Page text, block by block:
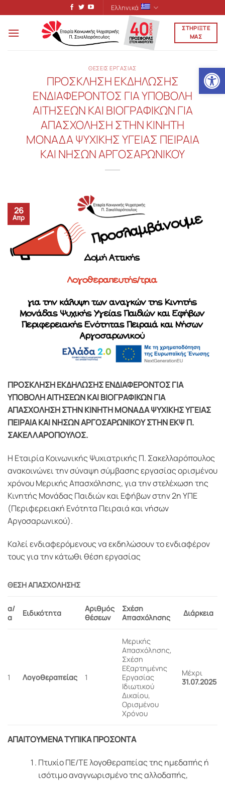
στο
περιεχόμενο
Ελληνικά
ΣΤΗΡΙΞΤΕ
ΜΑΣ
ΘΕΣΕΙΣ ΕΡΓΑΣΙΑΣ
ΠΡΟΣΚΛΗΣΗ ΕΚΔΗΛΩΣΗΣ
ΕΝΔΙΑΦΕΡΟΝΤΟΣ ΓΙΑ ΥΠΟΒΟΛH
ΑΙTΗΣΕΩΝ ΚΑΙ ΒΙΟΓΡΑΦΙΚΩΝ ΓΙΑ
ΑΠΑΣΧΟΛΗΣΗ ΣΤΗΝ ΚΙΝΗΤΗ
ΜΟΝΑΔΑ ΨΥΧΙΚΗΣ ΥΓΕΙΑΣ ΠΕΙΡΑΙΑ
ΚΑΙ ΝΗΣΩΝ ΑΡΓΟΣΑΡΩΝΙΚΟΥ
26
Απρ
ΠΡΟΣΚΛΗΣΗ ΕΚΔΗΛΩΣΗΣ ΕΝΔΙΑΦΕΡΟΝΤΟΣ ΓΙΑ
ΥΠΟΒΟΛH ΑΙTΗΣΕΩΝ ΚΑΙ ΒΙΟΓΡΑΦΙΚΩΝ ΓΙΑ
ΑΠΑΣΧΟΛΗΣΗ ΣΤΗΝ ΚΙΝΗΤΗ ΜΟΝΑΔΑ ΨΥΧΙΚΗΣ ΥΓΕΙΑΣ
ΠΕΙΡΑΙΑ ΚΑΙ ΝΗΣΩΝ ΑΡΓΟΣΑΡΩΝΙΚΟΥ ΣΤΗΝ ΕΚΨ Π.
ΣΑΚΕΛΛΑΡΟΠΟΥΛΟΣ.
Η Εταιρία Κοινωνικής Ψυχιατρικής Π. Σακελλαρόπουλος
ανακοινώνει την σύναψη σύμβασης εργασίας ορισμένου
χρόνου Μερικής Απασχόλησης, για την στελέχωση της
Κινητής Μονάδας Παιδιών και Εφήβων στην 2η ΥΠΕ
(Περιφερειακή Ενότητα Πειραιά και νήσων
Αργοσαρωνικού).
Καλεί ενδιαφερόμενους να εκδηλώσουν το ενδιαφέρον
τους για την κάτωθι θέση εργασίας
ΘΕΣΗ ΑΠΑΣΧΟΛΗΣΗΣ
α/
α
Ειδικότητα
Αριθμός
θέσεων
Σχέση
Απασχόλησης
Διάρκεια
1 Λογοθεραπείας 1
Μερικής
Απασχόλησης,
Σχέση
Εξαρτημένης
Εργασίας
Ιδιωτικού
Δικαίου,
Ορισμένου
Χρόνου
Μέχρι
31.07.2025
ΑΠΑΙΤΟΥΜΕΝΑ ΤΥΠΙΚΑ ΠΡΟΣΟΝΤΑ
Πτυχίο ΠΕ/ΤΕ λογοθεραπείας της ημεδαπής ή
ισότιμο αναγνωρισμένο της αλλοδαπής,